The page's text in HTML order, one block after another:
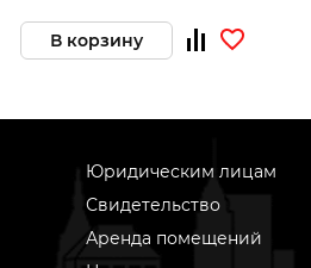
В корзину
Юридическим лицам
Свидетельство
Аренда помещений